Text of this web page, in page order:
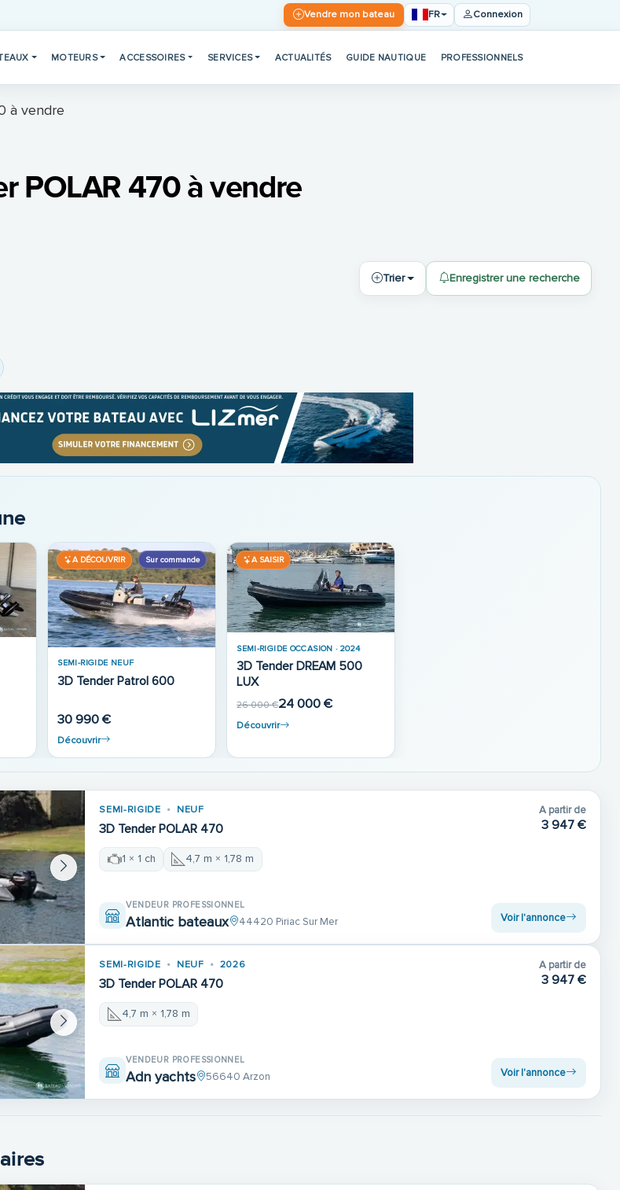
Vendre mon bateau FR Connexion
MOTEURS ACCESSOIRES SERVICES ACTUALITÉS GUIDE NAUTIQUE PROFESSIONNELS
à vendre
POLAR 470 à vendre
Trier Enregistrer une recherche
Sur commande
A DÉCOUVRIR
SEMI-RIGIDE NEUF
3D Tender Patrol 600
30 990 €
Découvrir
A SAISIR
SEMI-RIGIDE OCCASION · 2024
3D Tender DREAM 500
LUX
26 000 €24 000 €
Découvrir
SEMI-RIGIDE NEUF
3D Tender POLAR 470
A partir de
3 947 €
1 × 1 ch 4,7 m × 1,78 m
VENDEUR PROFESSIONNEL
Atlantic bateaux 44420 Piriac Sur Mer Voir l'annonce
SEMI-RIGIDE NEUF 2026
3D Tender POLAR 470
A partir de
3 947 €
4,7 m × 1,78 m
VENDEUR PROFESSIONNEL
Adn yachts 56640 Arzon Voir l'annonce